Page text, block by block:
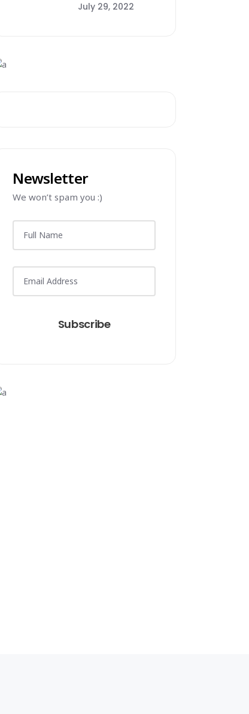
July 29, 2022
Newsletter
We won’t spam you :)
Subscribe